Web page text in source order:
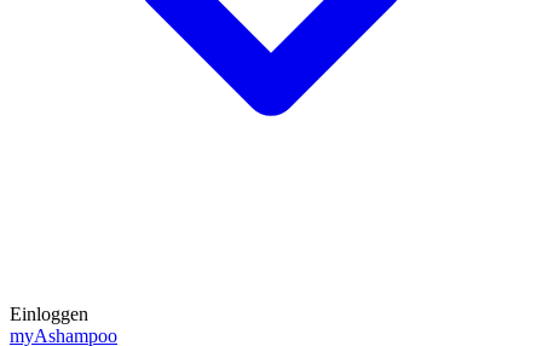
Einloggen
myAshampoo